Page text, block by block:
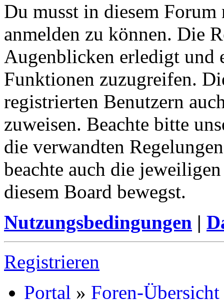
Du musst in diesem
anmelden zu können. Die
Augenblicken erledigt und
Funktionen zuzugreifen.
registrierten Benutzern
zuweisen. Beachte bitte
die verwandten
beachte auch die
diesem Board bewegst.
Nutzungsbedingungen |
Registrieren
Portal » Foren-Übersicht